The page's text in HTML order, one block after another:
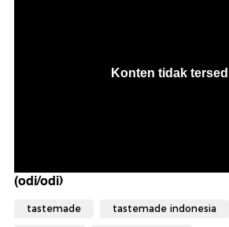
(odi/odi)
tastemade tastemade indonesia